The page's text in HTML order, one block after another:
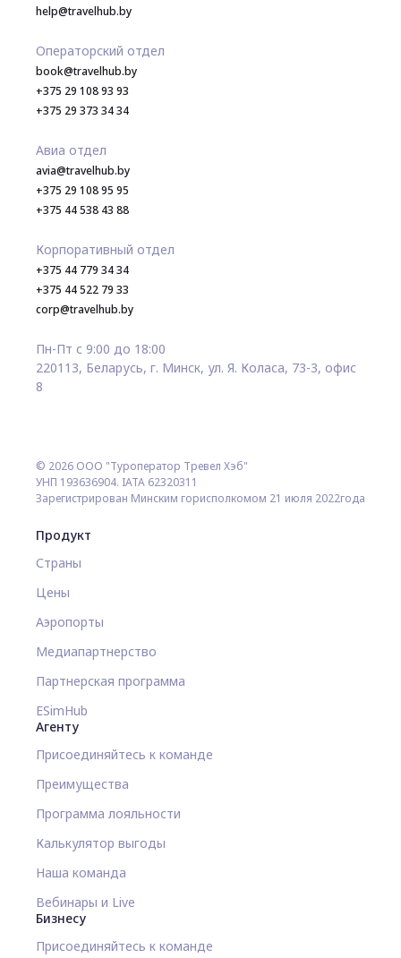
help@travelhub.by
Операторский отдел
book@travelhub.by
+375 29 108 93 93
+375 29 373 34 34
Авиа отдел
avia@travelhub.by
+375 29 108 95 95
+375 44 538 43 88
Корпоративный отдел
+375 44 779 34 34
+375 44 522 79 33
corp@travelhub.by
Пн-Пт с 9:00 до 18:00
220113, Беларусь, г. Минск, ул. Я. Коласа, 73-3, офис
8
© 2026 ООО "Туроператор Тревел Хэб"
УНП 193636904. IATA 62320311
Зарегистрирован Минским горисполкомом 21 июля 2022года
Продукт
Страны
Цены
Аэропорты
Медиапартнерство
Партнерская программа
ESimHub
Агенту
Присоединяйтесь к команде
Преимущества
Программа лояльности
Калькулятор выгоды
Наша команда
Вебинары и Live
Бизнесу
Присоединяйтесь к команде